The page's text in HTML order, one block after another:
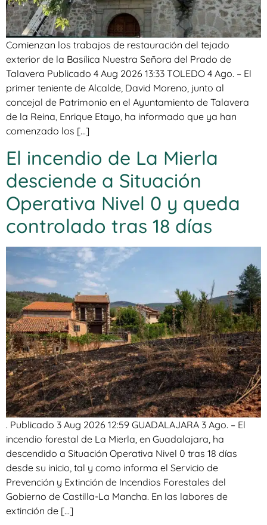
Comienzan los trabajos de restauración del tejado
exterior de la Basílica Nuestra Señora del Prado de
Talavera Publicado 4 Aug 2026 13:33 TOLEDO 4 Ago. – El
primer teniente de Alcalde, David Moreno, junto al
concejal de Patrimonio en el Ayuntamiento de Talavera
de la Reina, Enrique Etayo, ha informado que ya han
comenzado los […]
El incendio de La Mierla
desciende a Situación
Operativa Nivel 0 y queda
controlado tras 18 días
. Publicado 3 Aug 2026 12:59 GUADALAJARA 3 Ago. – El
incendio forestal de La Mierla, en Guadalajara, ha
descendido a Situación Operativa Nivel 0 tras 18 días
desde su inicio, tal y como informa el Servicio de
Prevención y Extinción de Incendios Forestales del
Gobierno de Castilla-La Mancha. En las labores de
extinción de […]